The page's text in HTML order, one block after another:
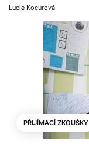
Lucie Kocurová
PŘIJÍMACÍ ZKOUŠKY